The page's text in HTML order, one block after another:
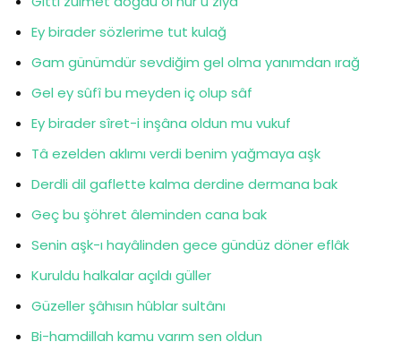
Ey birader sözlerime tut kulağ
Gam günümdür sevdiğim gel olma yanımdan ırağ
Gel ey sûfî bu meyden iç olup sâf
Ey birader sîret-i inşâna oldun mu vukuf
Tâ ezelden aklımı verdi benim yağmaya aşk
Derdli dil gaflette kalma derdine dermana bak
Geç bu şöhret âleminden cana bak
Senin aşk-ı hayâlinden gece gündüz döner eflâk
Kuruldu halkalar açıldı güller
Güzeller şâhısın hûblar sultânı
Bi-hamdillah kamu varım sen oldun